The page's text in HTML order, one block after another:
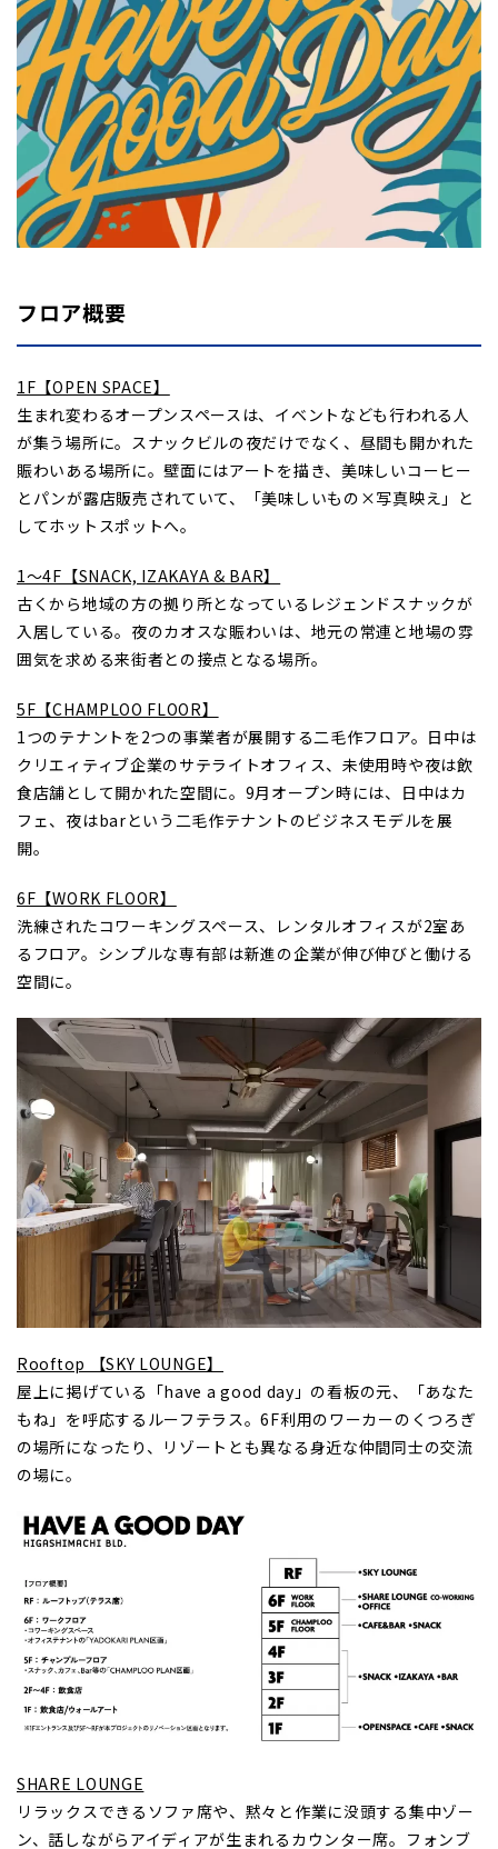
フロア概要
1F【OPEN SPACE】
生まれ変わるオープンスペースは、イベントなども行われる人
が集う場所に。スナックビルの夜だけでなく、昼間も開かれた
賑わいある場所に。壁面にはアートを描き、美味しいコーヒー
とパンが露店販売されていて、「美味しいもの×写真映え」と
してホットスポットへ。
1〜4F【SNACK, IZAKAYA & BAR】
古くから地域の方の拠り所となっているレジェンドスナックが
入居している。夜のカオスな賑わいは、地元の常連と地場の雰
囲気を求める来街者との接点となる場所。
5F【CHAMPLOO FLOOR】
1つのテナントを2つの事業者が展開する二毛作フロア。日中は
クリエィティブ企業のサテライトオフィス、未使用時や夜は飲
食店舗として開かれた空間に。9月オープン時には、日中はカ
フェ、夜はbarという二毛作テナントのビジネスモデルを展
開。
6F【WORK FLOOR】
洗練されたコワーキングスペース、レンタルオフィスが2室あ
るフロア。シンプルな専有部は新進の企業が伸び伸びと働ける
空間に。
Rooftop 【SKY LOUNGE】
屋上に掲げている「have a good day」の看板の元、「あなた
もね」を呼応するルーフテラス。6F利用のワーカーのくつろぎ
の場所になったり、リゾートとも異なる身近な仲間同士の交流
の場に。
SHARE LOUNGE
リラックスできるソファ席や、黙々と作業に没頭する集中ゾー
ン、話しながらアイディアが生まれるカウンター席。フォンブ